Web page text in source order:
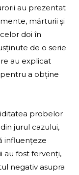
au prezentat
mărturii și
doi în
de o serie
au explicat
a obține
probelor
jurul cazului,
influențeze
au fost fervenți,
negativ asupra